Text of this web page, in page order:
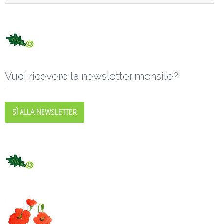
Vuoi ricevere la newsletter mensile?
SÌ ALLA NEWSLETTER